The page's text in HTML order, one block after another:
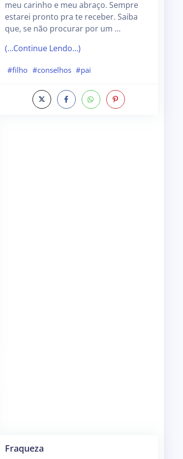
meu carinho e meu abraço. Sempre
estarei pronto pra te receber. Saiba
que, se não procurar por um …
(…Continue Lendo…)
#filho #conselhos #pai
Fraqueza